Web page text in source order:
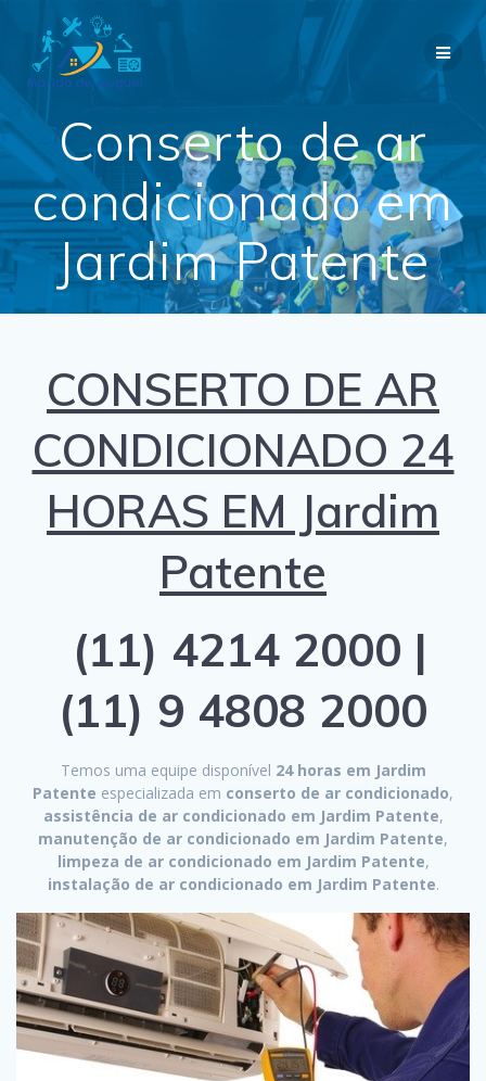
Conserto de ar
condicionado em
Jardim Patente
CONSERTO DE AR
CONDICIONADO 24
HORAS EM Jardim
Patente
(11) 4214 2000 |
(11) 9 4808 2000
Temos uma equipe disponível 24 horas em Jardim
Patente especializada em conserto de ar condicionado,
assistência de ar condicionado em Jardim Patente,
manutenção de ar condicionado em Jardim Patente,
limpeza de ar condicionado em Jardim Patente,
instalação de ar condicionado em Jardim Patente.